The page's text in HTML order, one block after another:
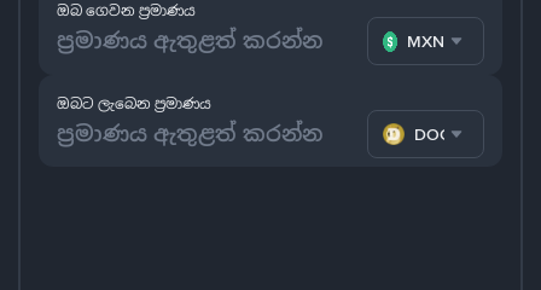
ඔබ ගෙවන ප්‍රමාණය
MXN
ඔබට ලැබෙන ප්‍රමාණය
DOGE